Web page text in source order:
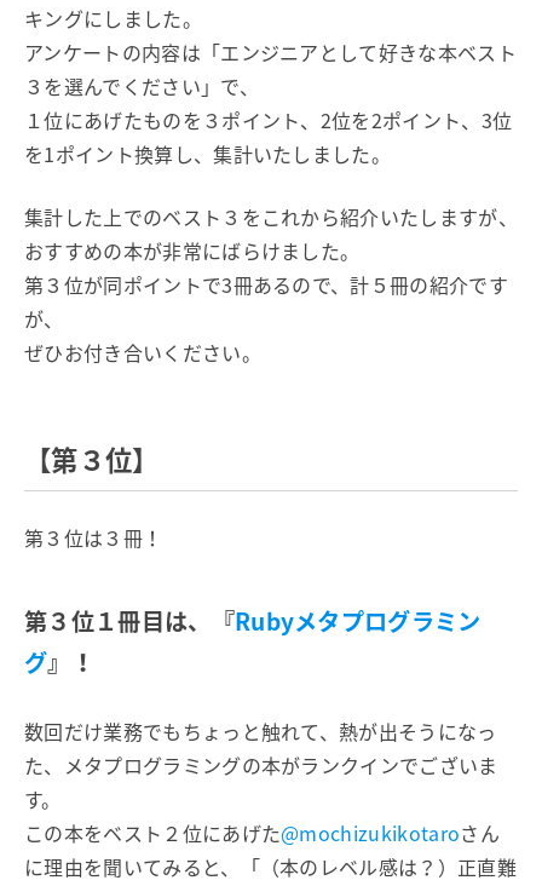
キングにしました。
アンケートの内容は「エンジニアとして好きな本ベスト
３を選んでください」で、
１位にあげたものを３ポイント、2位を2ポイント、3位
を1ポイント換算し、集計いたしました。
集計した上でのベスト３をこれから紹介いたしますが、
おすすめの本が非常にばらけました。
第３位が同ポイントで3冊あるので、計５冊の紹介です
が、
ぜひお付き合いください。
【第３位】
第３位は３冊！
第３位１冊目は、『Rubyメタプログラミン
グ』！
数回だけ業務でもちょっと触れて、熱が出そうになっ
た、メタプログラミングの本がランクインでございま
す。
この本をベスト２位にあげた@mochizukikotaroさん
に理由を聞いてみると、「（本のレベル感は？）正直難